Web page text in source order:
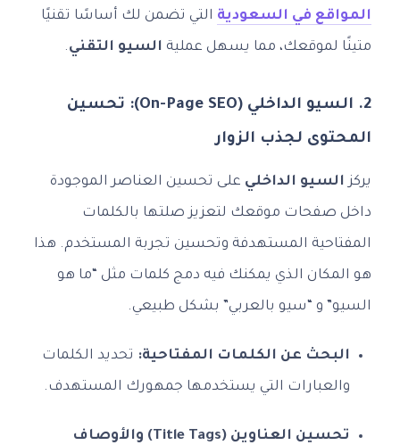
المواقع في السعودية التي تضمن لك أساسًا تقنيًا
متينًا لموقعك، مما يسهل عملية السيو التقني.
2. السيو الداخلي (On-Page SEO): تحسين
المحتوى لجذب الزوار
يركز السيو الداخلي على تحسين العناصر الموجودة
داخل صفحات موقعك لتعزيز صلتها بالكلمات
المفتاحية المستهدفة وتحسين تجربة المستخدم. هذا
هو المكان الذي يمكنك فيه دمج كلمات مثل “ما هو
السيو” و “سيو بالعربي” بشكل طبيعي.
البحث عن الكلمات المفتاحية: تحديد الكلمات
والعبارات التي يستخدمها جمهورك المستهدف.
تحسين العناوين (Title Tags) والأوصاف